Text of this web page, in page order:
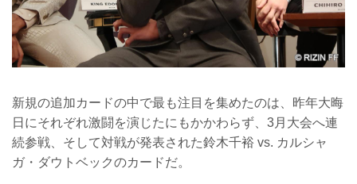
新規の追加カードの中で最も注目を集めたのは、昨年大晦
日にそれぞれ激闘を演じたにもかかわらず、3月大会へ連
続参戦、そして対戦が発表された鈴木千裕 vs. カルシャ
ガ・ダウトベックのカードだ。